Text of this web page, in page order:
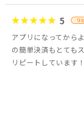
5
アプリになってから
の簡単決済もとても
リピートしています！